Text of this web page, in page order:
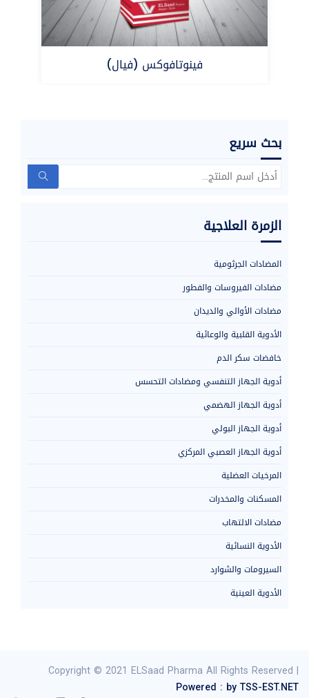
فينوتافوكس (فيال)
بحث سريع
Search
الزمرة العلاجية
المضادات الجرثومية
مضادات الفيروسات والفطور
مضادات الأوالي والديدان
الأدوية القلبية والوعائية
خافضات سكر الدم
أدوية الجهاز التنفسي ومضادات التحسس
أدوية الجهاز الهضمي
أدوية الجهاز البولي
أدوية الجهاز العصبي المركزي
المرخيات العضلية
المسكنات والمخدرات
مضادات الالتهاب
الأدوية النسائية
السيرومات والشوارد
الأدوية العينية
Copyright © 2021 ELSaad Pharma All Rights Reserved |
Powered : by TSS-EST.NET